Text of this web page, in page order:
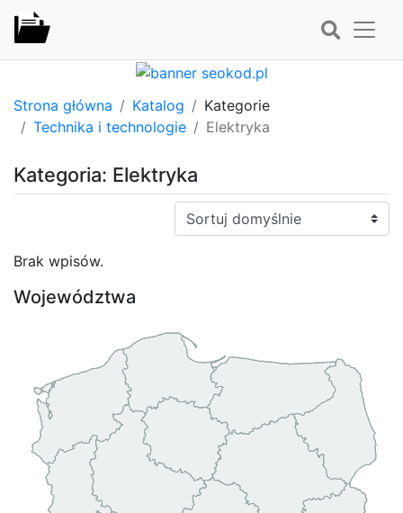
Strona główna Katalog
Kategorie
Technika i technologie
Elektryka
Kategoria: Elektryka
Sortuj:
Brak wpisów.
Województwa